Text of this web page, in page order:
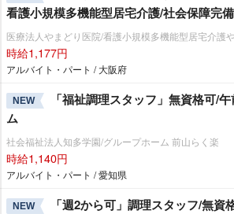
看護小規模多機能型居宅介護/社会保障完備
医療法人やまどり医院/看護小規模多機能型居宅介護
時給1,177円
アルバイト・パート / 大阪府
NEW
「福祉調理スタッフ」無資格可/
ム
社会福祉法人知多学園/グループホーム 前山らく楽
時給1,140円
アルバイト・パート / 愛知県
NEW
「週2から可」調理スタッフ/無資